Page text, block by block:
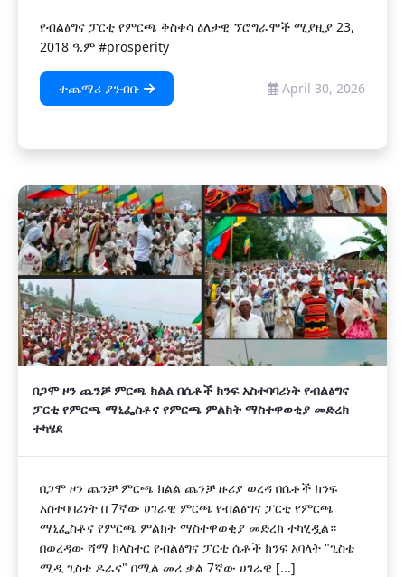
የብልፅግና ፓርቲ የምርጫ ቅስቀሳ ዕለታዊ ኘሮግራሞች ሚያዚያ 23,
2018 ዓ.ም #prosperity
ተጨማሪ ያንብቡ April 30, 2026
‎በጋሞ ዞን ጨንቻ ምርጫ ክልል በሴቶች ክንፍ አስተባባሪነት የብልፅግና
ፓርቲ የምርጫ ማኒፌስቶና የምርጫ ምልክት ማስተዋወቂያ መድረክ
ተካሄደ
በጋሞ ዞን ጨንቻ ምርጫ ክልል ጨንቻ ዙሪያ ወረዳ በሴቶች ክንፍ
አስተባባሪነት በ 7ኛው ሀገራዊ ምርጫ የብልፅግና ፓርቲ የምርጫ
ማኒፌስቶና የምርጫ ምልክት ማስተዋወቂያ መድረክ ተካሂዷል። ‎
‎በወረዳው ሻማ ክላስተር የብልፅግና ፓርቲ ሴቶች ክንፍ አባላት "ጊስቴ
ሚዲ ጊስቴ ዶራና" በሚል መሪ ቃል 7ኛው ሀገራዊ [...]